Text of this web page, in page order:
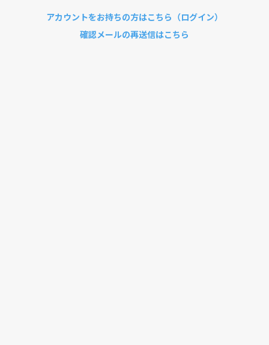
アカウントをお持ちの方はこちら（ログイン）
確認メールの再送信はこちら